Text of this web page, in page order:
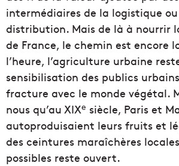
intermédiaires de la logistique
distribution. Mais de là à nourrir
de France, le chemin est encore
l’heure, l’agriculture urbaine
sensibilisation des publics
fracture avec le monde végétal.
nous qu’au XIXe siècle, Paris et
autoproduisaient leurs fruits et
des ceintures maraîchères
possibles reste ouvert.